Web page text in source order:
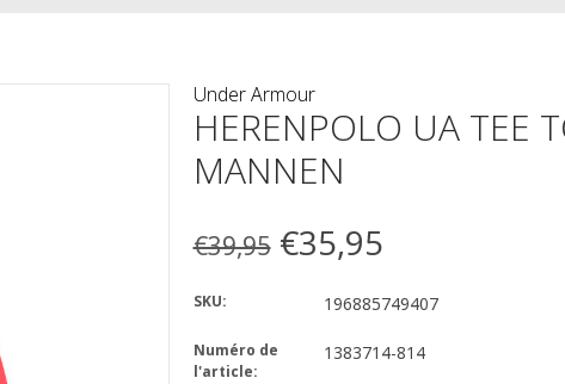
Under Armour
HERENPOLO UA TEE
MANNEN
€39,95 €35,95
SKU: 196885749407
Numéro de
l'article:
1383714-814